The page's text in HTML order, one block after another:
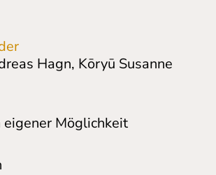
Hagn, Kōryū Susanne
eigener Möglichkeit